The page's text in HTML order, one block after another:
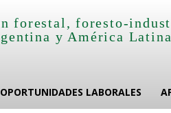
forestal, foresto-
y América
OPORTUNIDADES LABORALES